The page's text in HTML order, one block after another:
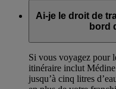
Ai-je le droit de
bord
Si vous voyagez pour
itinéraire inclut
jusqu’à cinq litres